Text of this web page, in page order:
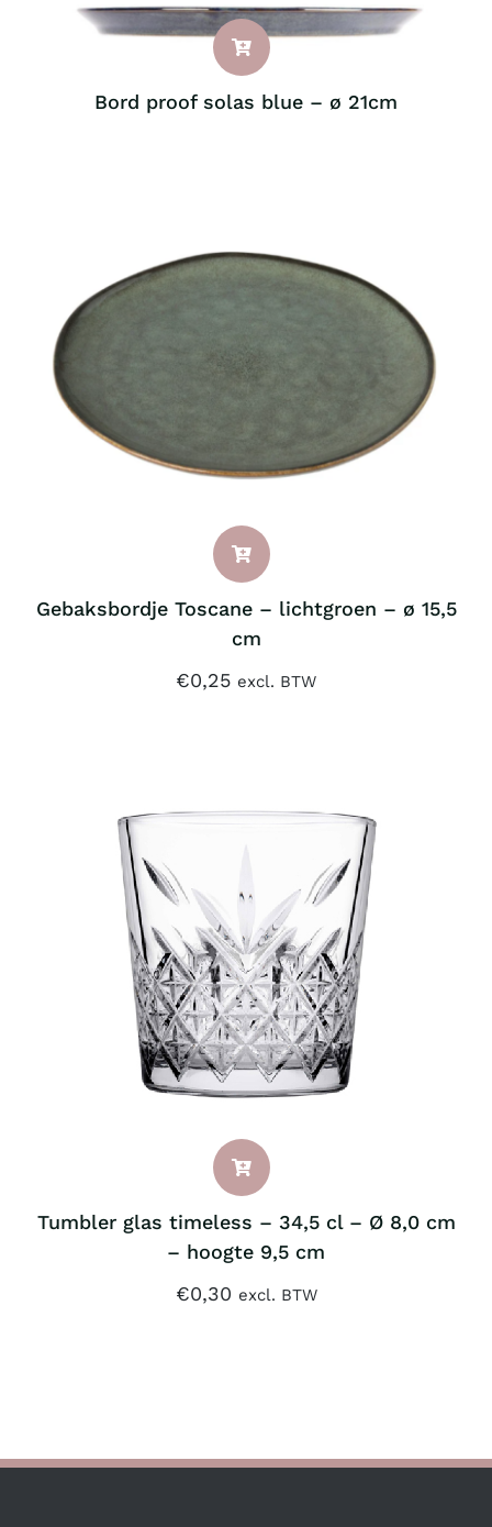
Bord proof solas blue – ø 21cm
Gebaksbordje Toscane – lichtgroen – ø 15,5
cm
€0,25 excl. BTW
Tumbler glas timeless – 34,5 cl – Ø 8,0 cm
– hoogte 9,5 cm
€0,30 excl. BTW